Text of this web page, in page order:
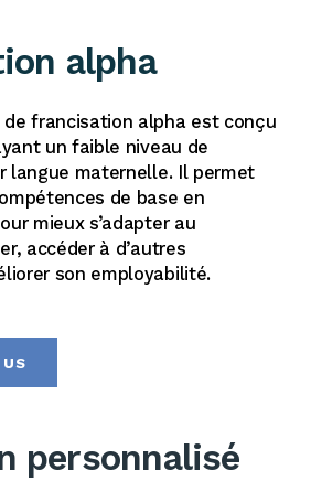
alpha
francisation alpha est conçu
un faible niveau de
langue maternelle. Il permet
de base en
mieux s’adapter au
accéder à d’autres
son employabilité.
personnalisé